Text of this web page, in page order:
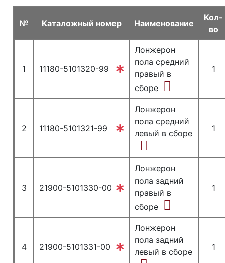
№ Каталожный номер Наименование
Кол-
во
1 11180-5101320-99
Лонжерон
пола средний
правый в
сборе
1
2 11180-5101321-99
Лонжерон
пола средний
левый в сборе
1
3 21900-5101330-00
Лонжерон
пола задний
правый в
сборе
1
4 21900-5101331-00
Лонжерон
пола задний
левый в сборе
1